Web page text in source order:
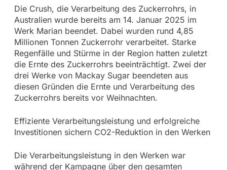
Die Crush, die Verarbeitung des Zuckerrohrs, in
Australien wurde bereits am 14. Januar 2025 im
Werk Marian beendet. Dabei wurden rund 4,85
Millionen Tonnen Zuckerrohr verarbeitet. Starke
Regenfälle und Stürme in der Region hatten zuletzt
die Ernte des Zuckerrohrs beeinträchtigt. Zwei der
drei Werke von Mackay Sugar beendeten aus
diesen Gründen die Ernte und Verarbeitung des
Zuckerrohrs bereits vor Weihnachten.
Effiziente Verarbeitungsleistung und erfolgreiche
Investitionen sichern CO2-Reduktion in den Werken
Die Verarbeitungsleistung in den Werken war
während der Kampagne über den gesamten